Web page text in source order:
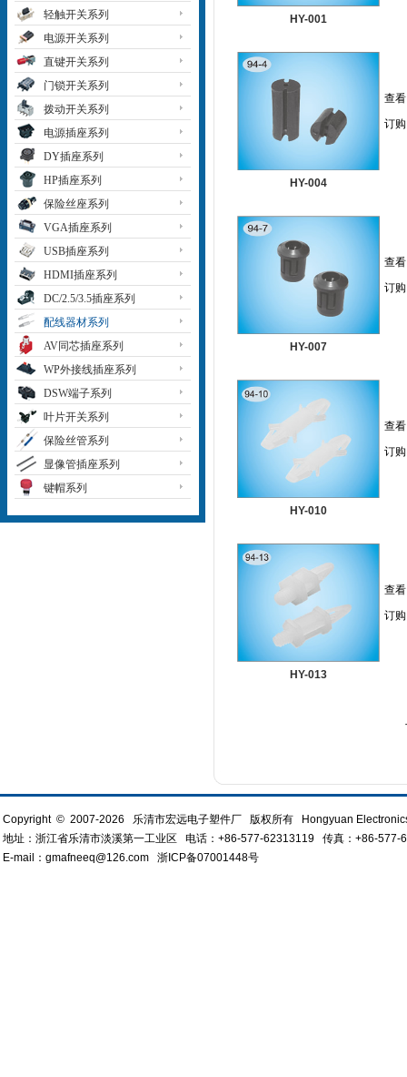
轻触开关系列
电源开关系列
直键开关系列
门锁开关系列
拨动开关系列
电源插座系列
DY插座系列
HP插座系列
保险丝座系列
VGA插座系列
USB插座系列
HDMI插座系列
DC/2.5/3.5插座系列
配线器材系列
AV同芯插座系列
WP外接线插座系列
DSW端子系列
叶片开关系列
保险丝管系列
显像管插座系列
键帽系列
HY-001
查看
订购
HY-004
查看
订购
HY-007
查看
订购
HY-010
查看
订购
HY-013
Copyright © 2007-2026 乐清市宏远电子塑件厂 版权所有 Hongyuan
地址：浙江省乐清市淡溪第一工业区 电话：+86-577-62313119 传真：+86-
E-mail：gmafneeq@126.com 浙ICP备07001448号